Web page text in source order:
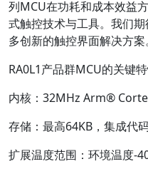
列MCU在功耗和成本效益
式触控技术与工具。我们
多创新的触控界面解决方案
RA0L1产品群MCU的关键
内核：32MHz Arm®
存储：最高64KB，集成代
扩展温度范围：环境温度-